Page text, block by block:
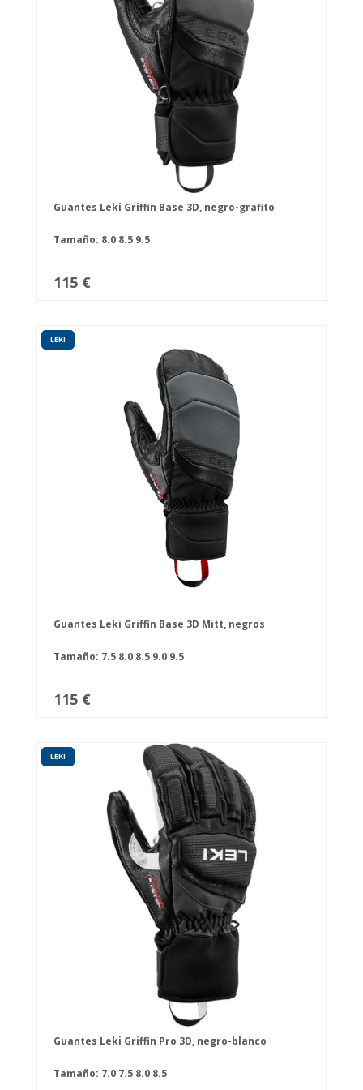
Guantes Leki Griffin Base 3D, negro-grafito
Tamaño: 8.0 8.5 9.5
115 €
LEKI
Guantes Leki Griffin Base 3D Mitt, negros
Tamaño: 7.5 8.0 8.5 9.0 9.5
115 €
LEKI
Guantes Leki Griffin Pro 3D, negro-blanco
Tamaño: 7.0 7.5 8.0 8.5